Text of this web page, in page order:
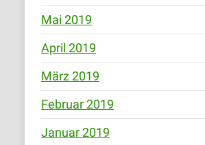
Mai 2019
April 2019
März 2019
Februar 2019
Januar 2019